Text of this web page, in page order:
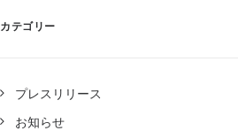
カテゴリー
プレスリリース
お知らせ